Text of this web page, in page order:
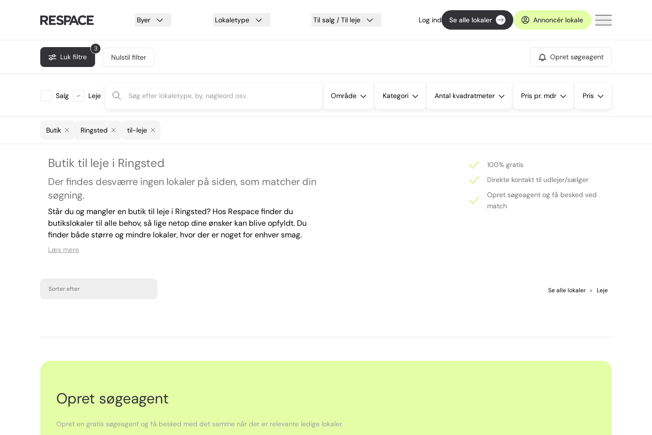
Byer Lokaletype Til salg / Til leje Log ind Se alle lokaler Annoncér lokale
3
Luk filtre Nulstil filter Opret søgeagent
Salg Leje Område Kategori Antal kvadratmeter Pris pr. mdr Pris
Butik Ringsted til-leje
Butik til leje i Ringsted
Der findes desværre ingen lokaler på siden, som matcher din
søgning.
Står du og mangler en butik til leje i Ringsted? Hos Respace finder du
butikslokaler til alle behov, så lige netop dine ønsker kan blive opfyldt. Du
finder både større og mindre lokaler, hvor der er noget for enhver smag.
Læs mere
100% gratis
Direkte kontakt til udlejer/sælger
Opret søgeagent og få besked ved
match
Sorter efter Se alle lokaler > Leje
Opret søgeagent
Opret en gratis søgeagent og få besked med det samme når der er relevante ledige lokaler.